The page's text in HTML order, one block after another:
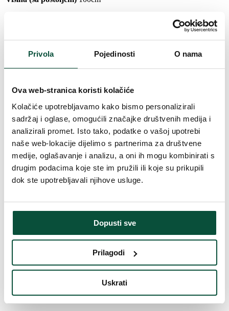
Privola Pojedinosti O nama
Ova web-stranica koristi kolačiće
Kolačiće upotrebljavamo kako bismo personalizirali
sadržaj i oglase, omogućili značajke društvenih medija i
analizirali promet. Isto tako, podatke o vašoj upotrebi
naše web-lokacije dijelimo s partnerima za društvene
medije, oglašavanje i analizu, a oni ih mogu kombinirati s
drugim podacima koje ste im pružili ili koje su prikupili
dok ste upotrebljavali njihove usluge.
Dopusti sve
Prilagodi
Uskrati
Duljina vrha 14-16cm
Vrsta iglica PVC
Boja igle
Broj dijelova 1
Božićna drvca
Najniža cijena u zadnjih 30 dana je60€
Parametri proizvoda